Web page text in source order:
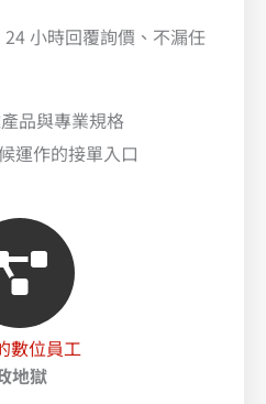
小時回覆詢價、不漏任
品與專業規格
運作的接單入口
數位員工
地獄